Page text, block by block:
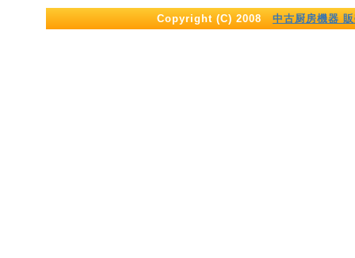
Copyright (C) 2008 中古厨房機器